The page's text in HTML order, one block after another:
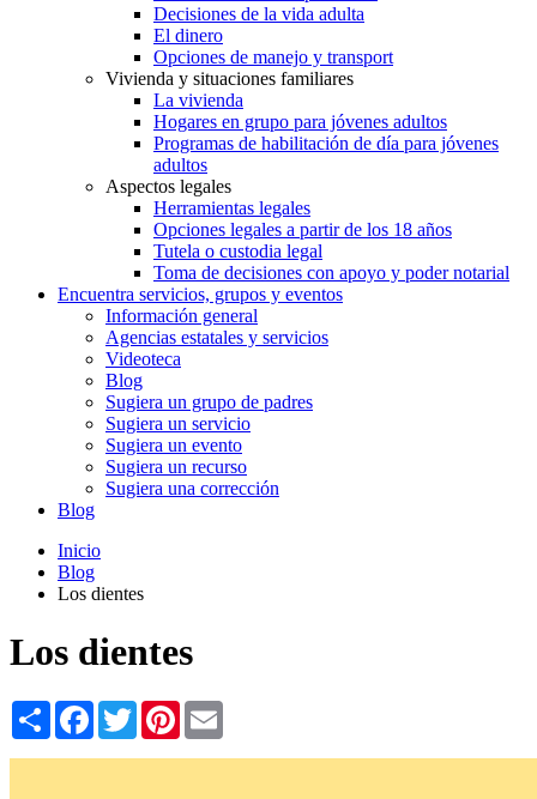
Decisiones de la vida adulta
El dinero
Opciones de manejo y transport
Vivienda y situaciones familiares
La vivienda
Hogares en grupo para jóvenes adultos
Programas de habilitación de día para jóvenes
adultos
Aspectos legales
Herramientas legales
Opciones legales a partir de los 18 años
Tutela o custodia legal
Toma de decisiones con apoyo y poder notarial
Encuentra servicios, grupos y eventos
Información general
Agencias estatales y servicios
Videoteca
Blog
Sugiera un grupo de padres
Sugiera un servicio
Sugiera un evento
Sugiera un recurso
Sugiera una corrección
Blog
Inicio
Blog
Los dientes
Los dientes
Share Facebook
TwitterPinterest